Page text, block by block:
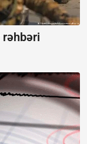
rəhbəri